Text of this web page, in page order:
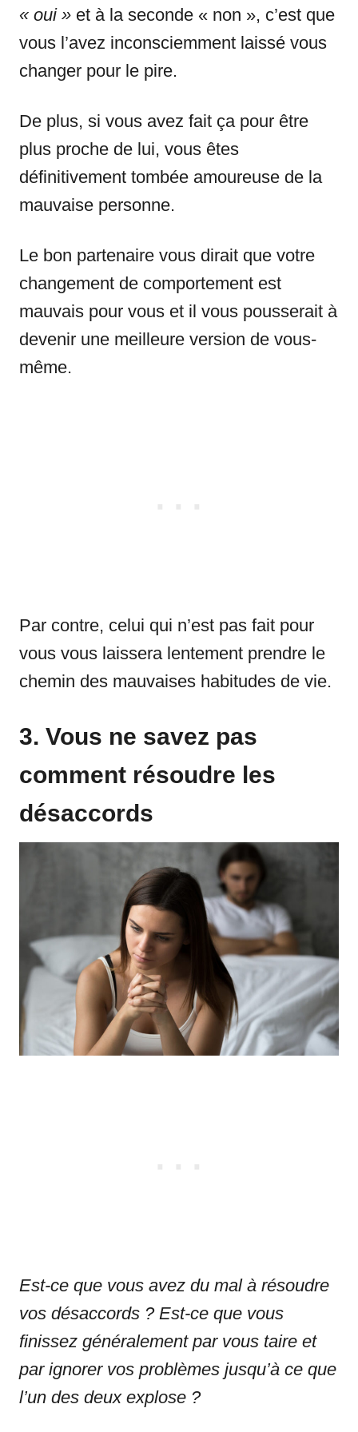
« oui » et à la seconde « non », c’est que
vous l’avez inconsciemment laissé vous
changer pour le pire.
De plus, si vous avez fait ça pour être
plus proche de lui, vous êtes
définitivement tombée amoureuse de la
mauvaise personne.
Le bon partenaire vous dirait que votre
changement de comportement est
mauvais pour vous et il vous pousserait à
devenir une meilleure version de vous-
même.
Par contre, celui qui n’est pas fait pour
vous vous laissera lentement prendre le
chemin des mauvaises habitudes de vie.
3. Vous ne savez pas
comment résoudre les
désaccords
Est-ce que vous avez du mal à résoudre
vos désaccords ? Est-ce que vous
finissez généralement par vous taire et
par ignorer vos problèmes jusqu’à ce que
l’un des deux explose ?